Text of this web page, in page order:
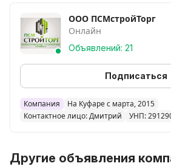
Преимущества:
+ замеры бесплатно;
+ возможность рассрочки на 3
+ доставка.
Ваша картинка - наш результат!
Звоните: + 375 (33) 357 2 357,
ООО ПСМстройТорг
Онлайн
Объявлений: 21
Подписаться
Компания
На Куфаре с марта, 2015
Контактное лицо: Дмитрий
УНП:
Другие объявления